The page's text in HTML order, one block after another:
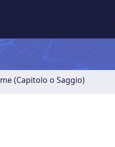
(Capitolo o Saggio)